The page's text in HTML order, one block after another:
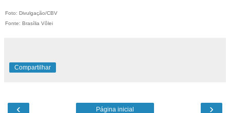
Foto: Divulgação/CBV
Fonte: Brasília Vôlei
Compartilhar
‹ ›
Página inicial